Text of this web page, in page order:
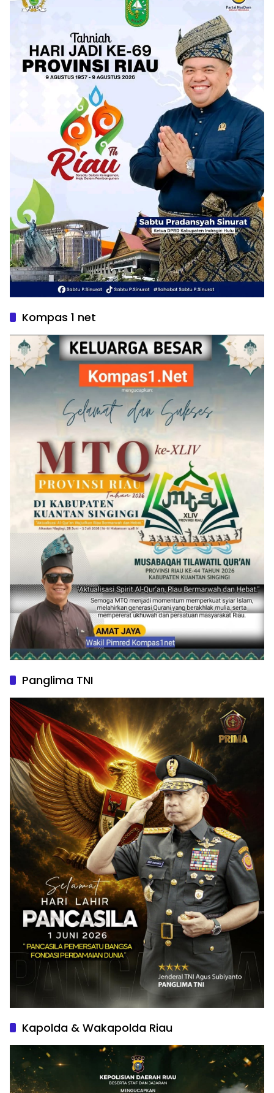
Kompas 1 net
Panglima TNI
Kapolda & Wakapolda Riau